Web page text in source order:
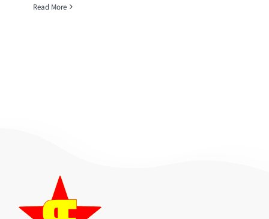
Read More